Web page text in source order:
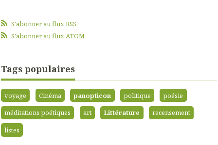
S'abonner au flux RSS
S'abonner au flux ATOM
Tags populaires
voyage Cinéma panopticon politique
poésie
méditations poétiques
art Littérature
recensement
listes